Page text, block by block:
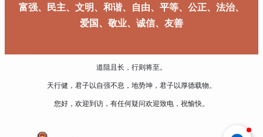
富强、民主、文明、和谐、自由、平等、公正、法治、
爱国、敬业、诚信、友善
道阻且长，行则将至。
天行健，君子以自强不息，地势坤，君子以厚德载物。
您好，欢迎到访，有任何疑问欢迎致电，祝愉快。